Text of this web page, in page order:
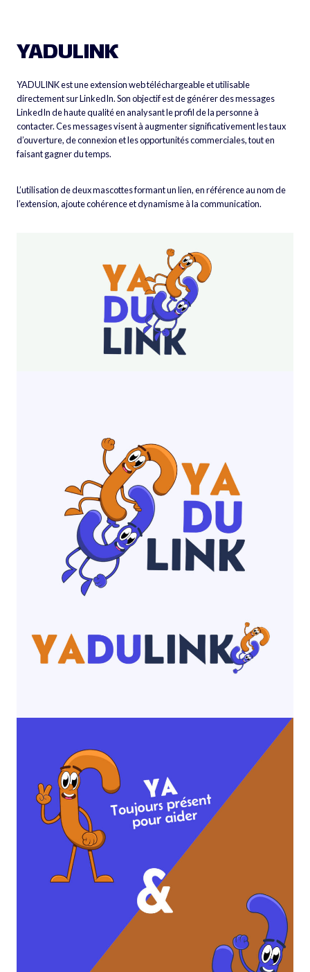
contenu
YADULINK
YADULINK est une extension web téléchargeable et utilisable
directement sur LinkedIn. Son objectif est de générer des messages
LinkedIn de haute qualité en analysant le profil de la personne à
contacter. Ces messages visent à augmenter significativement les taux
d’ouverture, de connexion et les opportunités commerciales, tout en
faisant gagner du temps.
L’utilisation de deux mascottes formant un lien, en référence au nom de
l’extension, ajoute cohérence et dynamisme à la communication.